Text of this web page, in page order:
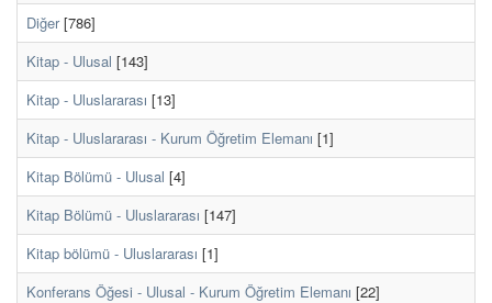
Diğer[786]
Kitap - Ulusal [143]
Kitap - Uluslararası [13]
Kitap - Uluslararası - Kurum Öğretim Elemanı [1]
Kitap Bölümü - Ulusal [4]
Kitap Bölümü - Uluslararası [147]
Kitap bölümü - Uluslararası [1]
Konferans Öğesi - Ulusal - Kurum Öğretim Elemanı [22]